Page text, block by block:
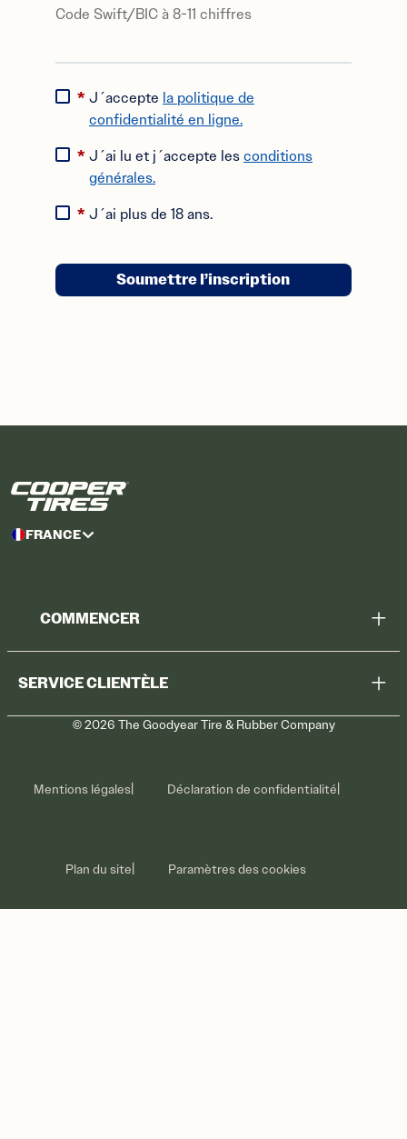
Code Swift/BIC à 8-11 chiffres
* J´accepte la politique de
confidentialité en ligne.
* J´ai lu et j´accepte les conditions
générales.
* J´ai plus de 18 ans.
Soumettre l’inscription
FRANCE
COMMENCER
Contactez-nous
SERVICE CLIENTÈLE
Promotions
©2026 The Goodyear Tire & Rubber Company
Mentions légales Déclaration de confidentialité
Plan du site Paramètres des cookies